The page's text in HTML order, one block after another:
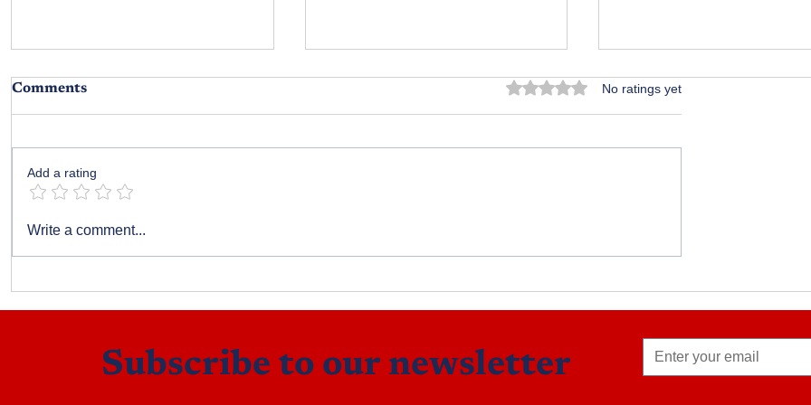
అల్లుకున్న బంధాలు
పాత గుడ్డలు
Comments Rated 0 out of 5 stars.
No ratings yet
Add a rating
Write a comment...
Subscribe to our newsletter